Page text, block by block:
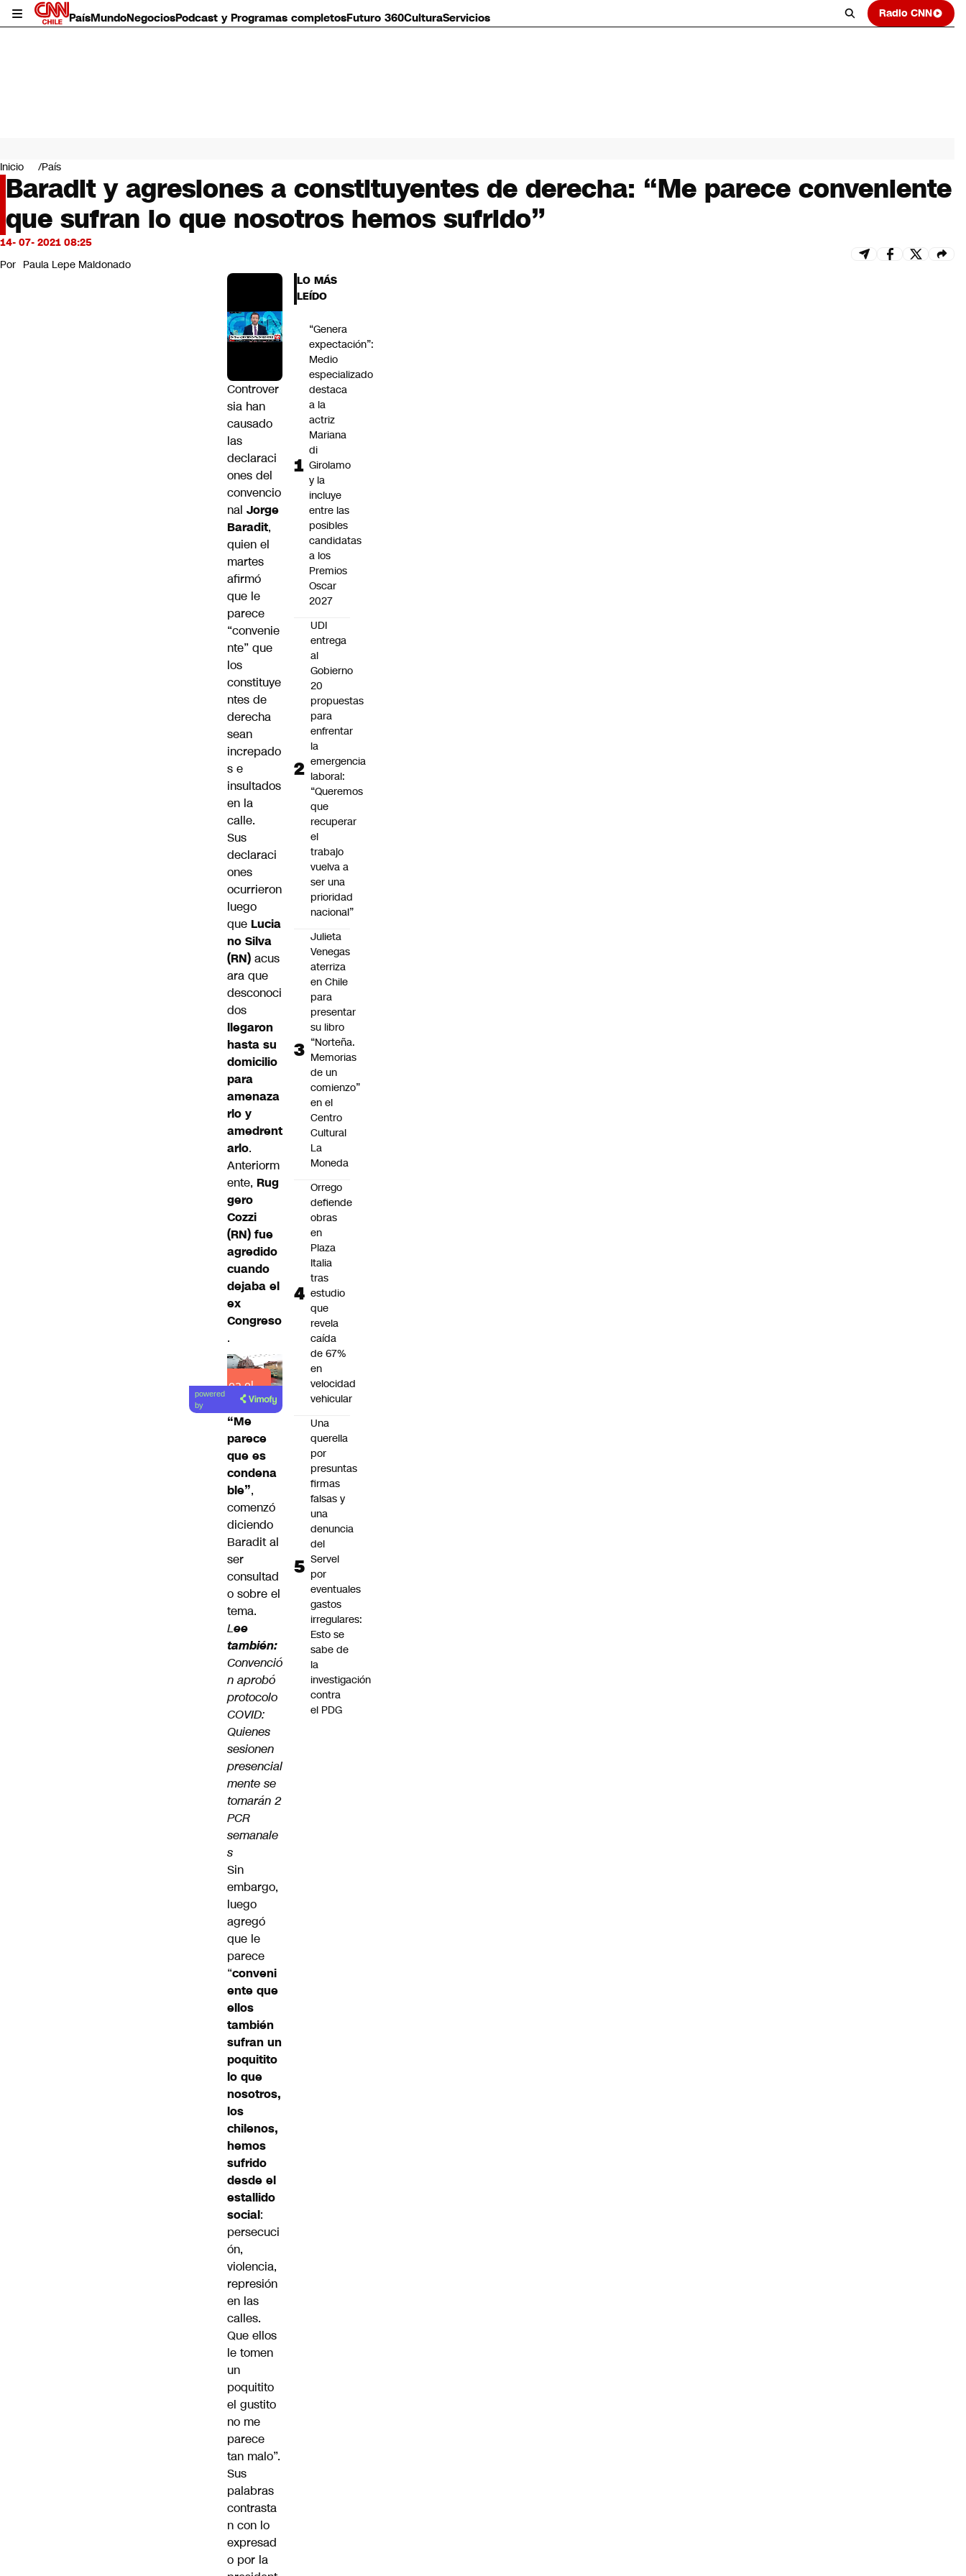
PaísMundoNegociosPodcast y Programas completosFuturo 360CulturaServicios Radio CNN
Mundo
Negocios
Deportes
Programas completos
Cultura
Servicios
Bits
CNN Data
Inicio País
Baradit y agresiones a constituyentes de derecha: “Me parece conveniente
que sufran lo que nosotros hemos sufrido”
14- 07- 2021 08:25
Por Paula Lepe Maldonado
Controver
sia han
causado
las
declaraci
ones del
convencio
nal Jorge
Baradit,
quien el
martes
afirmó
que le
parece
“convenie
nte” que
los
constituye
ntes de
derecha
sean
increpado
s e
insultados
en la
calle.
Sus
declaraci
ones
ocurrieron
luego
que Lucia
no Silva
(RN) acus
ara que
desconoci
dos
llegaron
hasta su
domicilio
para
amenaza
rlo y
amedrent
arlo.
Anteriorm
ente, Rug
gero
Cozzi
(RN) fue
agredido
cuando
dejaba el
ex
Congreso
.
Lea el
artículo
powered
by
“Me
parece
que es
condena
ble”,
comenzó
diciendo
Baradit al
ser
consultad
o sobre el
tema.
Lee
también:
Convenció
n aprobó
protocolo
COVID:
Quienes
sesionen
presencial
mente se
tomarán 2
PCR
semanale
s
Sin
embargo,
luego
agregó
que le
parece
“conveni
ente que
ellos
también
sufran un
poquitito
lo que
nosotros,
los
chilenos,
hemos
sufrido
desde el
estallido
social:
persecuci
ón,
violencia,
represión
en las
calles.
Que ellos
le tomen
un
poquitito
el gustito
no me
parece
tan malo”.
Sus
palabras
contrasta
n con lo
expresad
o por la
LO MÁS
LEÍDO
“Genera
expectación”:
Medio
especializado
destaca
a la
actriz
Mariana
di
Girolamo
y la
incluye
entre las
posibles
candidatas
a los
Premios
Oscar
2027
UDI
entrega
al
Gobierno
20
propuestas
para
enfrentar
la
emergencia
laboral:
“Queremos
que
recuperar
el
trabajo
vuelva a
ser una
prioridad
nacional”
Julieta
Venegas
aterriza
en Chile
para
presentar
su libro
“Norteña.
Memorias
de un
comienzo”
en el
Centro
Cultural
La
Moneda
Orrego
defiende
obras
en
Plaza
Italia
tras
estudio
que
revela
caída
de 67%
en
velocidad
vehicular
Una
querella
por
presuntas
firmas
falsas y
una
denuncia
del
Servel
por
eventuales
gastos
irregulares:
Esto se
sabe de
la
investigación
contra
el PDG